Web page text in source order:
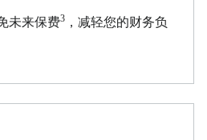
未来保费3 ，减轻您的财务负